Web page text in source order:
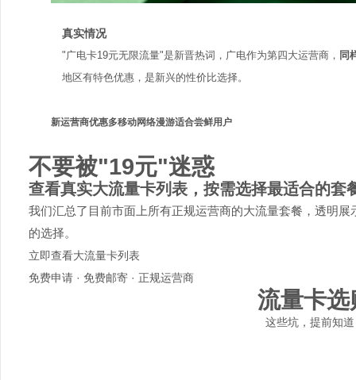
真实情况
"广电卡19元无限流量"是新晋热词，广电作为第四大运营商， 同
地区有特色优惠，是新兴的性价比选择。
新运营商优惠多移动网络漫游适合尝鲜用户
不要被"19元"迷惑
查看真实大流量卡列表，按需选择最适合的套
我们汇总了目前市面上所有正规运营商的大流量套餐，透明
的选择。
立即查看大流量卡列表
免费申请 · 免费邮寄 · 正规运营商
流量卡选
这些坑，提前知